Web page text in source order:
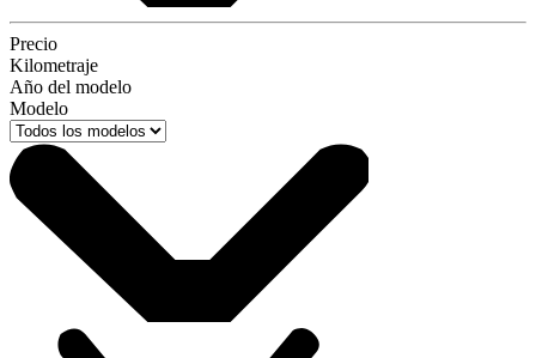
Precio
Kilometraje
Año del modelo
Modelo